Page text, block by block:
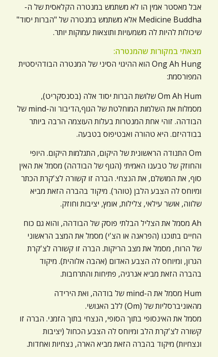
אבל מאסטר אמין הו לא משתמש במנטרה הקלאסית של ה-
Medicine Buddha אלא משתמש במנטרה של "הברות יסוד"
שיכולות להיות לה משמעויות ותוצאות עמוקות יותר.
מצאתי במקורות שהמנטרה:
Ong Ah Hung הוא ההיגוי הסיני של המנטרה הבודהיסטית
המפורסמת:
Om Ah Hum שלושת הברות יסוד אלה (בסנסקריט),
מסמלות את השלמות המוחלטת של הגוף,הדיבור וה-mind של
הבודהה. זוהי אחת המנטרות בעלות העוצמה הרבה ביותר
בבודהיזם. היא טהורה ואבטיפוס בטבעה.
Om התנודה הראשונית של היקום, התגלמות היקום. היופי
והחוזק של טבענו האמיתי (הגוף של הבודהה) מסמל את האין
סוף, את המושלם, את הנצחי. הברה זו קשורה לצ'קרת הכתר
ומיוחס לה הצבע הלבן (טוהר). מיקוד בהברה הזאת מביא
שלווה, אושר עילאי, צלילות, אומץ, יציבות וחוזק.
Ah מסמל את הצליל הבלתי פוסק של הבודהה, והוא גם כוח
החיים בתוכנו (הפראנה או הצ'י) מסמל את המצב הראשוני
של הרוח, מסמל את מצב הריקות. הברה זו קשורה לצ'קרת
הגרון, ומיוחס לה הצבע האדום (אהבה אלוהית). מיקוד
בהברה הזאת מביא אנרגיה, פתיחות והתרחבות.
Hum מסמל את ה-mind של בודהה, ואת הירידה
מהאוניברסליות של (Om) ללב האנושי.
מסמל את האינסופי בתוך הסופי, הנצחי בתוך הזמני. הברה זו
קשורה לצ'קרת הלב ומיוחס לה הצבע הכחול (יציבות
ונצחיות) מיקוד בהברה הזאת מביא הארה, נצחיות ואחדות.